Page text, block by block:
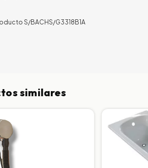
S/BACHS/G3318B1A
similares